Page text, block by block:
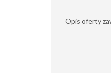
Opis oferty